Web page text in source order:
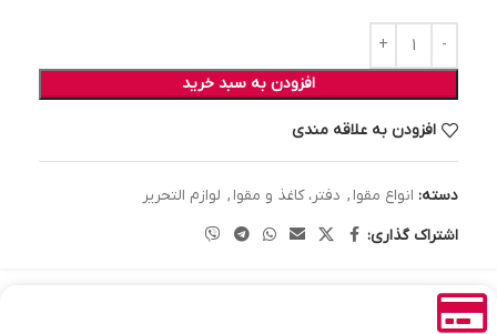
افزودن به سبد خرید
افزودن به علاقه مندی
دسته: انواع مقوا , دفتر، کاغذ و مقوا , لوازم التحریر
اشتراک گذاری: